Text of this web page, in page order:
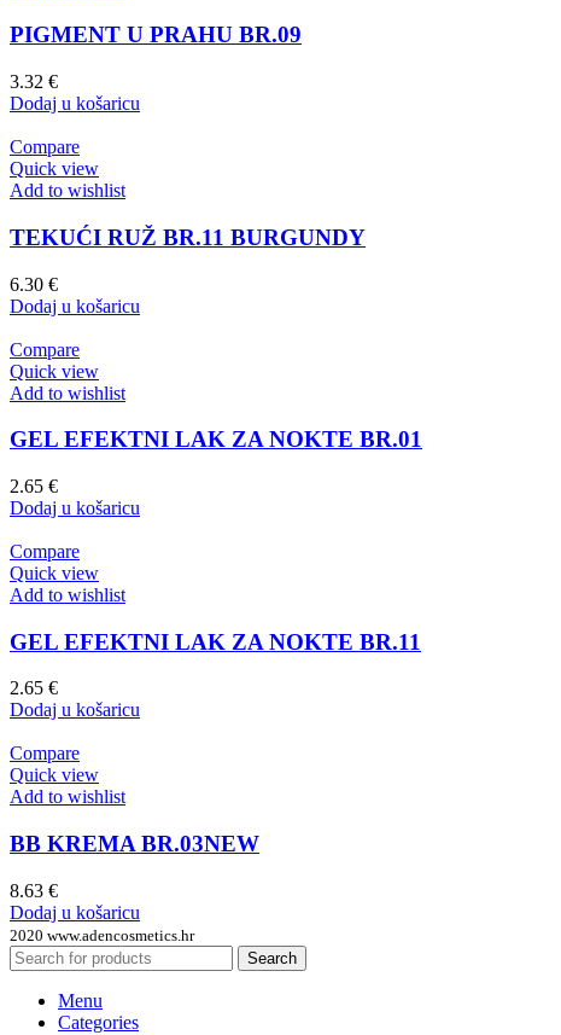
PIGMENT U PRAHU BR.09
3.32 €
Dodaj u košaricu
Compare
Quick view
Add to wishlist
TEKUĆI RUŽ BR.11 BURGUNDY
6.30 €
Dodaj u košaricu
Compare
Quick view
Add to wishlist
GEL EFEKTNI LAK ZA NOKTE BR.01
2.65 €
Dodaj u košaricu
Compare
Quick view
Add to wishlist
GEL EFEKTNI LAK ZA NOKTE BR.11
2.65 €
Dodaj u košaricu
Compare
Quick view
Add to wishlist
BB KREMA BR.03NEW
8.63 €
Dodaj u košaricu
2020 www.adencosmetics.hr
Search
Menu
Categories